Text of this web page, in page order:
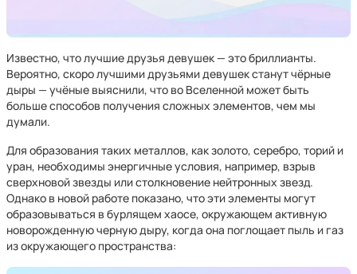
Известно, что лучшие друзья девушек — это бриллианты.
Вероятно, скоро лучшими друзьями девушек станут чёрные
дыры — учёные выяснили, что во Вселенной может быть
больше способов получения сложных элементов, чем мы
думали.
Для образования таких металлов, как золото, серебро, торий и
уран, необходимы энергичные условия, например, взрыв
сверхновой звезды или столкновение нейтронных звезд.
Однако в новой работе показано, что эти элементы могут
образовываться в бурлящем хаосе, окружающем активную
новорожденную черную дыру, когда она поглощает пыль и газ
из окружающего пространства: